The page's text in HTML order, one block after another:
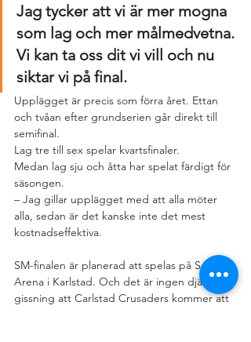
Jag tycker att vi är mer mogna
som lag och mer målmedvetna.
Vi kan ta oss dit vi vill och nu
siktar vi på final.
Upplägget är precis som förra året. Ettan
och tvåan efter grundserien går direkt till
semifinal.
Lag tre till sex spelar kvartsfinaler.
Medan lag sju och åtta har spelat färdigt för
säsongen.
– Jag gillar upplägget med att alla möter
alla, sedan är det kanske inte det mest
kostnadseffektiva.
SM-finalen är planerad att spelas på Sola
Arena i Karlstad. Och det är ingen djärv
gissning att Carlstad Crusaders kommer att